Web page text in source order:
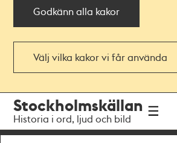
Godkänn alla kakor
Välj vilka kakor vi får använda
navigationen
huvudinnehållet
Stockholmskällan
Historia i ord, ljud och bild